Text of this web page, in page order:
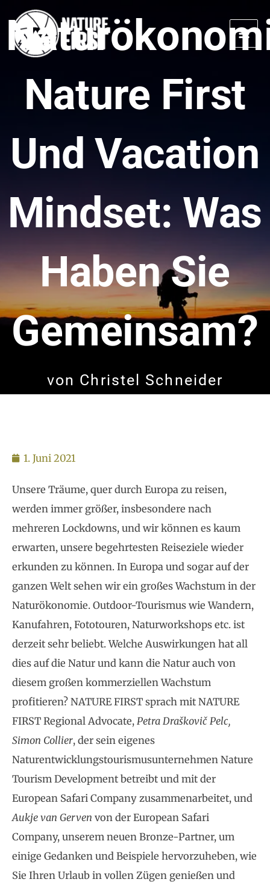
Inhalt
springen
Nature First
Und Vacation
Mindset: Was
Haben Sie
Gemeinsam?
von Christel Schneider
1. Juni 2021
Unsere Träume, quer durch Europa zu reisen,
werden immer größer, insbesondere nach
mehreren Lockdowns, und wir können es kaum
erwarten, unsere begehrtesten Reiseziele wieder
erkunden zu können. In Europa und sogar auf der
ganzen Welt sehen wir ein großes Wachstum in der
Naturökonomie. Outdoor-Tourismus wie Wandern,
Kanufahren, Fototouren, Naturworkshops etc. ist
derzeit sehr beliebt. Welche Auswirkungen hat all
dies auf die Natur und kann die Natur auch von
diesem großen kommerziellen Wachstum
profitieren? NATURE FIRST sprach mit NATURE
FIRST Regional Advocate, Petra Draškovič Pelc,
Simon Collier, der sein eigenes
Naturentwicklungstourismusunternehmen Nature
Tourism Development betreibt und mit der
European Safari Company zusammenarbeitet, und
Aukje van Gerven von der European Safari
Company, unserem neuen Bronze-Partner, um
einige Gedanken und Beispiele hervorzuheben, wie
Sie Ihren Urlaub in vollen Zügen genießen und